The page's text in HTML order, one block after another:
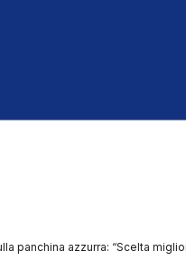
panchina azzurra: “Scelta